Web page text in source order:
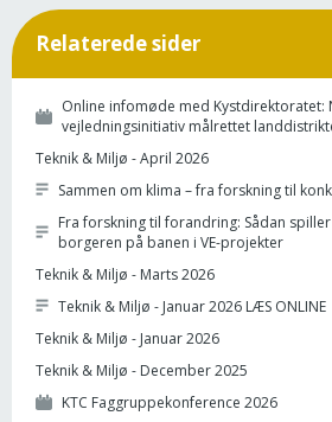
Relaterede sider
Online infomøde med Kystdirektoratet:
vejledningsinitiativ målrettet
Teknik & Miljø - April 2026
Sammen om klima – fra forskning til
Fra forskning til forandring: Sådan
borgeren på banen i VE-projekter
Teknik & Miljø - Marts 2026
Teknik & Miljø - Januar 2026 LÆS ONLINE
Teknik & Miljø - Januar 2026
Teknik & Miljø - December 2025
KTC Faggruppekonference 2026